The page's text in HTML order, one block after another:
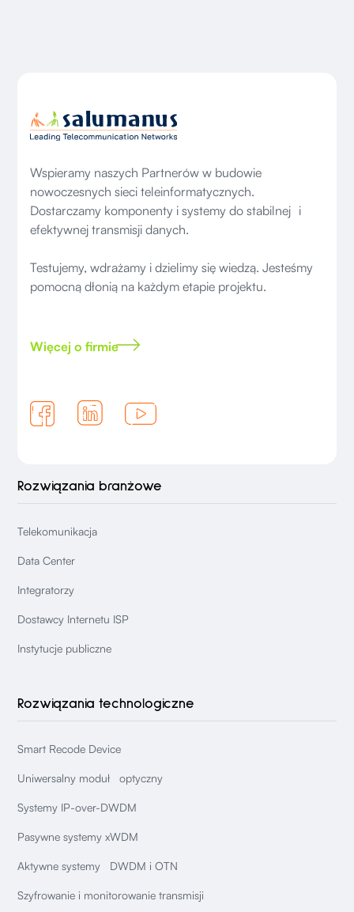
Wspieramy naszych Partnerów w budowie
nowoczesnych sieci teleinformatycznych.
Dostarczamy komponenty i systemy do stabilnej i
efektywnej transmisji danych.
Testujemy, wdrażamy i dzielimy się wiedzą. Jesteśmy
pomocną dłonią na każdym etapie projektu.
Więcej o firmie
Rozwiązania branżowe
Telekomunikacja
Data Center
Integratorzy
Dostawcy Internetu ISP
Instytucje publiczne
Rozwiązania technologiczne
Smart Recode Device
Uniwersalny moduł optyczny
Systemy IP-over-DWDM
Pasywne systemy xWDM
Aktywne systemy DWDM i OTN
Szyfrowanie i monitorowanie transmisji